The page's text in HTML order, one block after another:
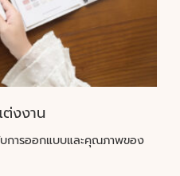
งงาน
การออกแบบและคุณภาพของ